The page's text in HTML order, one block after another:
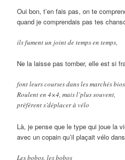
Oui bon, t’en fais pas, on te
quand je comprendais pas tes
ils fument un joint de temps en temps,
Ne la laisse pas tomber, elle est si
font leurs courses dans les marchés bios
Roulent en 4×4, mais l’plus souvent,
préfèrent s’déplacer à vélo
Là, je pense que le type qui joue la
avec un copain qu’il plaçait vélo
Les bobos, les bobos